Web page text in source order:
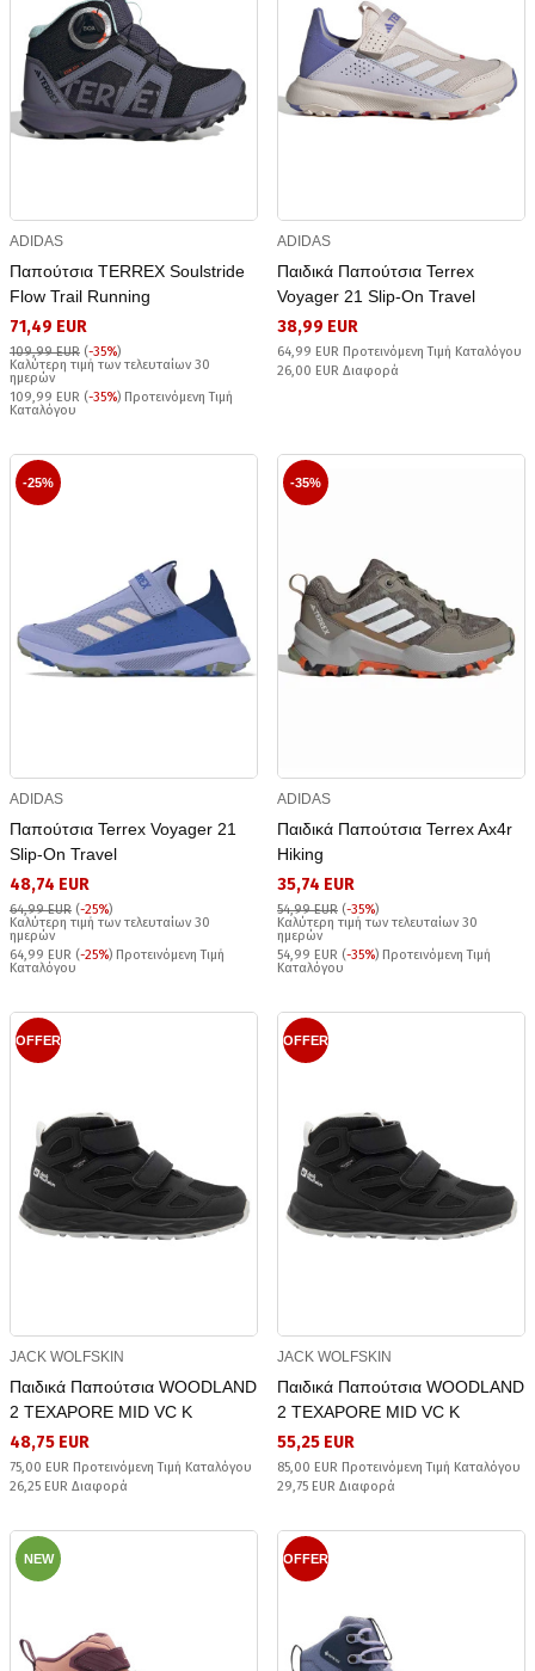
ADIDAS
Παπούτσια TERREX Soulstride
Flow Trail Running
71,49 EUR
109,99 EUR (-35%)
Καλύτερη τιμή των τελευταίων 30
ημερών
109,99 EUR (-35%) Προτεινόμενη Τιμή
Καταλόγου
ADIDAS
Παιδικά Παπούτσια Terrex
Voyager 21 Slip-On Travel
38,99 EUR
64,99 EUR Προτεινόμενη Τιμή Καταλόγου
26,00 EUR Διαφορά
-25%
ADIDAS
Παπούτσια Terrex Voyager 21
Slip-On Travel
48,74 EUR
64,99 EUR (-25%)
Καλύτερη τιμή των τελευταίων 30
ημερών
64,99 EUR (-25%) Προτεινόμενη Τιμή
Καταλόγου
-35%
ADIDAS
Παιδικά Παπούτσια Terrex Ax4r
Hiking
35,74 EUR
54,99 EUR (-35%)
Καλύτερη τιμή των τελευταίων 30
ημερών
54,99 EUR (-35%) Προτεινόμενη Τιμή
Καταλόγου
OFFER
JACK WOLFSKIN
Παιδικά Παπούτσια WOODLAND
2 TEXAPORE MID VC K
48,75 EUR
75,00 EUR Προτεινόμενη Τιμή Καταλόγου
26,25 EUR Διαφορά
OFFER
JACK WOLFSKIN
Παιδικά Παπούτσια WOODLAND
2 TEXAPORE MID VC K
55,25 EUR
85,00 EUR Προτεινόμενη Τιμή Καταλόγου
29,75 EUR Διαφορά
NEW OFFER